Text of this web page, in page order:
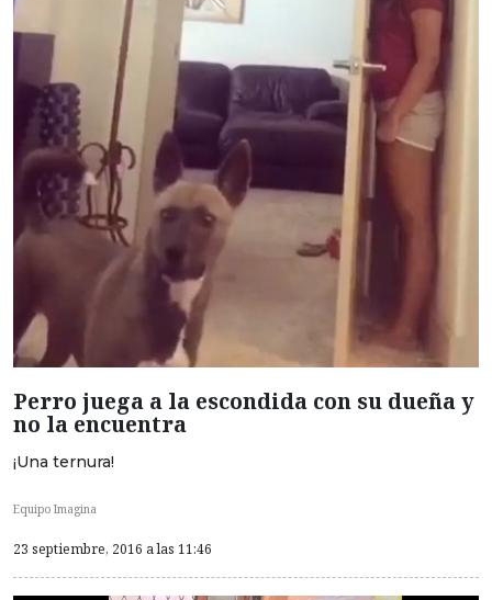
Perro juega a la escondida con su dueña y
no la encuentra
¡Una ternura!
Equipo Imagina
23 septiembre, 2016 a las 11:46